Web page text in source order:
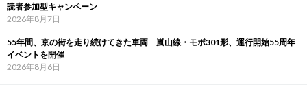
読者参加型キャンペーン
2026年8月7日
55年間、京の街を走り続けてきた車両 嵐山線・モボ301形、運行開始55周年
イベントを開催
2026年8月6日